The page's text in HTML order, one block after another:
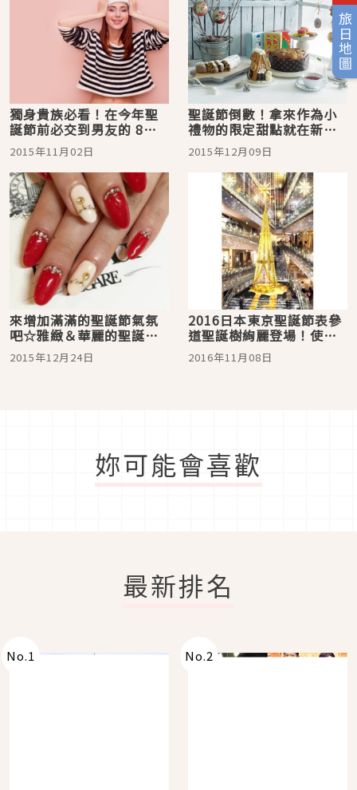
旅日地圖
獨身貴族必看！在今年聖
誕節前必交到男友的 8招
絕技是？！
2015年11月02日
聖誕節倒數！拿來作為小
禮物的限定甜點就在新宿
伊勢丹挑選
2015年12月09日
來增加滿滿的聖誕節氣氛
吧☆雅緻＆華麗的聖誕節
指彩5選
2015年12月24日
2016日本東京聖誕節表參
道聖誕樹絢麗登場！使用
施華洛世奇水晶的互動型
「繁星降臨」點亮冬季夜
2016年11月08日
妳可能會喜歡
最新排名
No.1 No.2